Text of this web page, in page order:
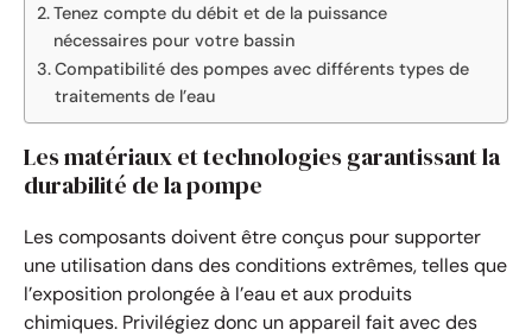
Tenez compte du débit et de la puissance
nécessaires pour votre bassin
Compatibilité des pompes avec différents types de
traitements de l’eau
Les matériaux et technologies garantissant la
durabilité de la pompe
Les composants doivent être conçus pour supporter
une utilisation dans des conditions extrêmes, telles que
l’exposition prolongée à l’eau et aux produits
chimiques. Privilégiez donc un appareil fait avec des